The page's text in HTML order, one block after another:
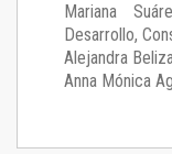
Mariana
Desarrollo,
Alejandra
Anna Mónica